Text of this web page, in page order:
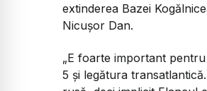
extinderea Bazei
Nicușor Dan.
„E foarte important
5 și legătura